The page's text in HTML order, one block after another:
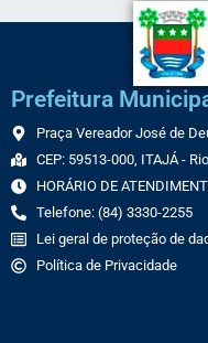
Prefeitura
Praça Vereador José de
CEP: 59513-000, ITAJÁ -
HORÁRIO DE
Telefone: (84) 3330-2255
Lei geral de proteção de
Política de Privacidade